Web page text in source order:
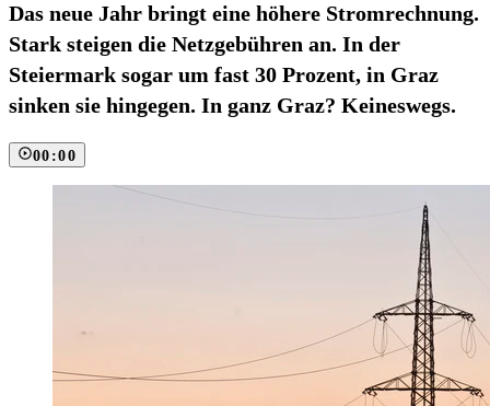
Das neue Jahr bringt eine höhere Stromrechnung.
Stark steigen die Netzgebühren an. In der
Steiermark sogar um fast 30 Prozent, in Graz
sinken sie hingegen. In ganz Graz? Keineswegs.
00:00